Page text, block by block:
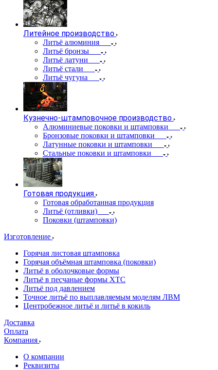
Литейное производство
Литьё алюминия
Литьё бронзы
Литьё латуни
Литьё стали
Литьё чугуна
Кузнечно-штамповочное производство
Алюминиевые поковки и штамповки
Бронзовые поковки и штамповки
Латунные поковки и штамповки
Стальные поковки и штамповки
Готовая продукция
Готовая обработанная продукция
Литьё (отливки)
Поковки (штамповки)
Изготовление
Горячая листовая штамповка
Горячая объёмная штамповка (поковки)
Литьё в оболочковые формы
Литьё в песчаные формы ХТС
Литьё под давлением
Точное литьё по выплавляемым моделям ЛВМ
Центробежное литьё и литьё в кокиль
Доставка
Оплата
Компания
О компании
Реквизиты